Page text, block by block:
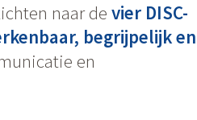
naar de vier DISC-
begrijpelijk en
en